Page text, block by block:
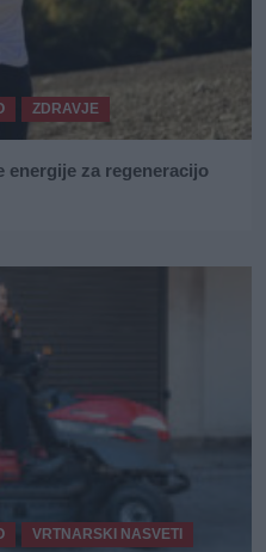
ZDRAVJE
energije za regeneracijo
VRTNARSKI NASVETI